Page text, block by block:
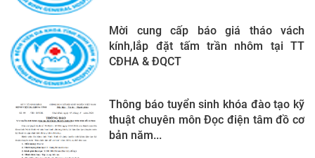
Mời cung cấp báo giá tháo vách
kính,lắp đặt tấm trần nhôm tại TT
CĐHA & ĐQCT
Thông báo tuyển sinh khóa đào tạo kỹ
thuật chuyên môn Đọc điện tâm đồ cơ
bản năm...